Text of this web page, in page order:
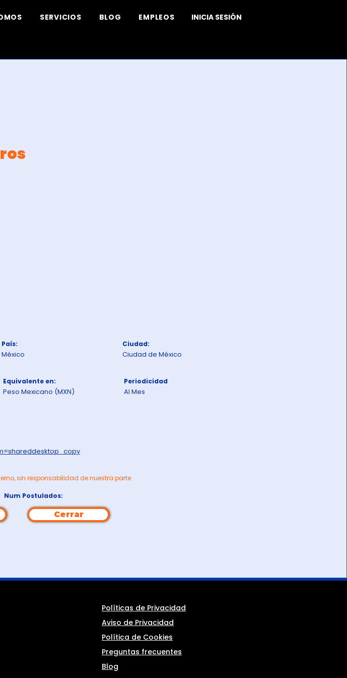
SERVICIOS BLOG EMPLEOS INICIA SESIÓN
País:
México
Equivalente en:
Peso Mexicano (MXN)
Ciudad:
Ciudad de México
Periodicidad
Al Mes
sin responsabilidad de nuestra parte
Num Postulados:
Cerrar
Políticas de Privacidad
Aviso de Privacidad
Política de Cookies
Preguntas frecuentes
Blog